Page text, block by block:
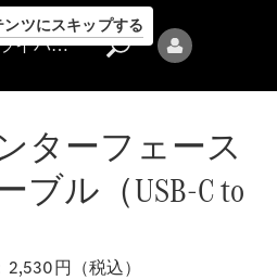
ンツにスキップする
プライバシーポリシー
ターフェース
ル（USB-C to
円（税込）